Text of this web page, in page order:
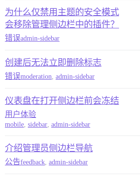
为什么仅禁用主题的安全模式
会移除管理侧边栏中的插件？
错误admin-sidebar
创建后无法立即删除标志
错误moderation admin-sidebar
仪表盘在打开侧边栏前会冻结
用户体验
mobile, sidebar, admin-sidebar
介绍管理员侧边栏导航
公告feedback admin-sidebar